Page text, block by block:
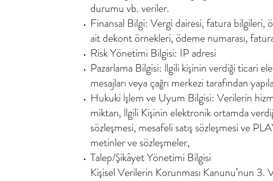
durumu vb. veriler.
Finansal Bilgi: Vergi dairesi, fatura bilgileri,
ait dekont örnekleri, ödeme numarası,
Risk Yönetimi Bilgisi: IP adresi
Pazarlama Bilgisi: İlgili kişinin verdiği ticari
mesajları veya çağrı merkezi tarafından
Hukuki İşlem ve Uyum Bilgisi: Verilerin
miktarı, İlgili Kişinin elektronik ortamda
sözleşmesi, mesafeli satış sözleşmesi ve
metinler ve sözleşmeler,
Talep/Şikâyet Yönetimi Bilgisi
Kişisel Verilerin Korunması Kanunu’nun